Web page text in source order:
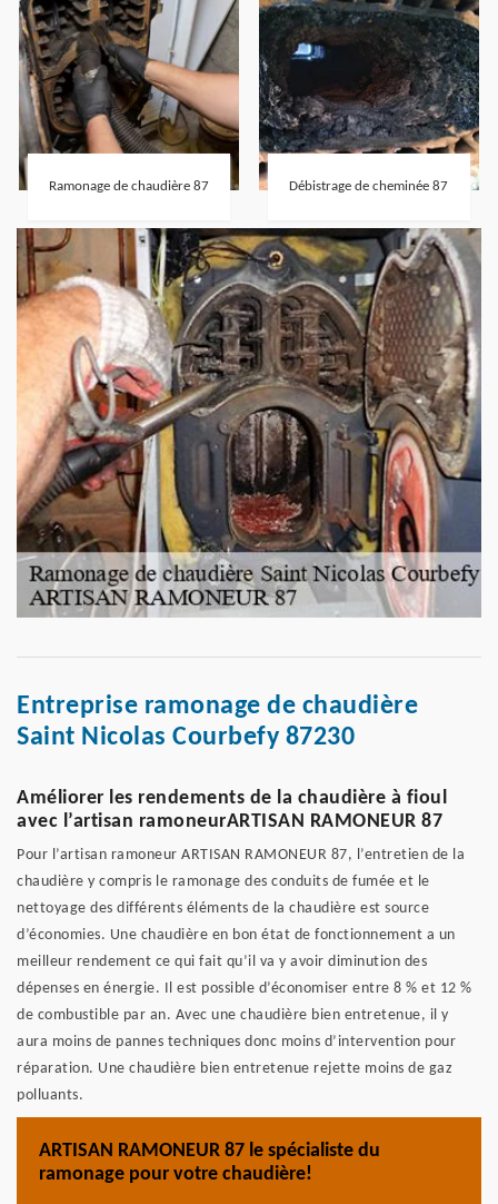
Ramonage de chaudière 87 Débistrage de cheminée 87
Entreprise ramonage de chaudière
Saint Nicolas Courbefy 87230
Améliorer les rendements de la chaudière à fioul
avec l’artisan ramoneurARTISAN RAMONEUR 87
Pour l’artisan ramoneur ARTISAN RAMONEUR 87, l’entretien de la
chaudière y compris le ramonage des conduits de fumée et le
nettoyage des différents éléments de la chaudière est source
d’économies. Une chaudière en bon état de fonctionnement a un
meilleur rendement ce qui fait qu’il va y avoir diminution des
dépenses en énergie. Il est possible d’économiser entre 8 % et 12 %
de combustible par an. Avec une chaudière bien entretenue, il y
aura moins de pannes techniques donc moins d’intervention pour
réparation. Une chaudière bien entretenue rejette moins de gaz
polluants.
ARTISAN RAMONEUR 87 le spécialiste du
ramonage pour votre chaudière!